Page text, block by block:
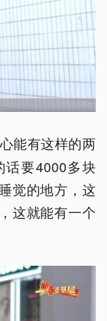
能有这样的两
话要4000多块
觉的地方，这
这就能有一个